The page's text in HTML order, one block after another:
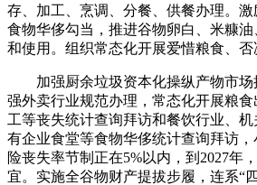
存、加工、烹调、分餐、供餐办理。
食物华侈勾当，推进谷物卵白、米糠
和使用。组织常态化开展爱惜粮食、否
加强厨余垃圾资本化操纵产物市场
强外卖行业规范办理，常态化开展粮
工等丧失统计查询拜访和餐饮行业、
有企业食堂等食物华侈统计查询拜访
险丧失率节制正在5%以内，到2027年
宜。实施全谷物财产提拔步履，连系“